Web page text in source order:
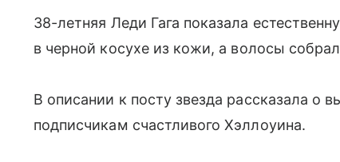
38-летняя Леди Гага показала
в черной косухе из кожи, а волосы
В описании к посту звезда рассказала о
подписчикам счастливого Хэллоуина.